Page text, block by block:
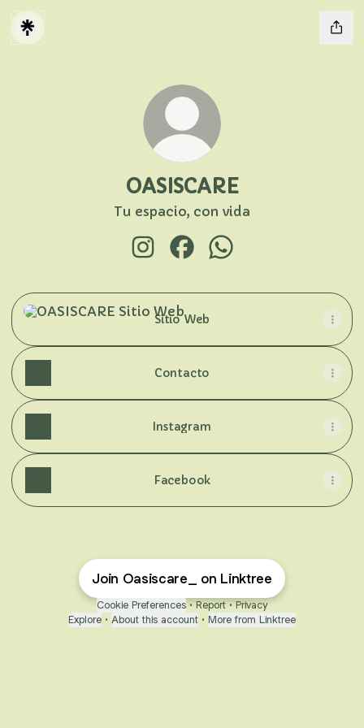
OASISCARE
Tu espacio, con vida
Sitio Web
Sitio Web
Contacto
Instagram
Facebook
Join Oasiscare_ on Linktree
Cookie Preferences • Report • Privacy
Explore • About this account • More from Linktree